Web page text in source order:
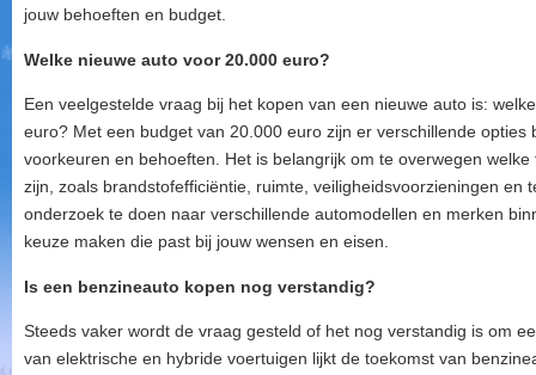
jouw behoeften en budget.
Welke nieuwe auto voor 20.000 euro?
Een veelgestelde vraag bij het kopen van een nieuwe auto is:
euro? Met een budget van 20.000 euro zijn er verschillende opties
voorkeuren en behoeften. Het is belangrijk om te overwegen
zijn, zoals brandstofefficiëntie, ruimte, veiligheidsvoorzieningen en
onderzoek te doen naar verschillende automodellen en merken
keuze maken die past bij jouw wensen en eisen.
Is een benzineauto kopen nog verstandig?
Steeds vaker wordt de vraag gesteld of het nog verstandig is om
van elektrische en hybride voertuigen lijkt de toekomst van